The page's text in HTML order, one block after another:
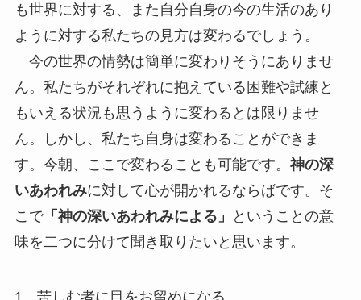
も世界に対する、また自分自身の今の生活のあり
ように対する私たちの見方は変わるでしょう。
今の世界の情勢は簡単に変わりそうにありませ
ん。私たちがそれぞれに抱えている困難や試練と
もいえる状況も思うように変わるとは限りませ
ん。しかし、私たち自身は変わることができま
す。今朝、ここで変わることも可能です。 神の深
いあわれみに対して心が開かれるならばです。そ
こで「神の深いあわれみによる」
ということの意
味を二つに分けて聞き取りたいと思います。
1、苦しむ者に目をお留めになる